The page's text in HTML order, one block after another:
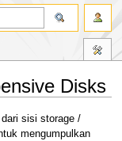
Disks
sisi storage /
mengumpulkan